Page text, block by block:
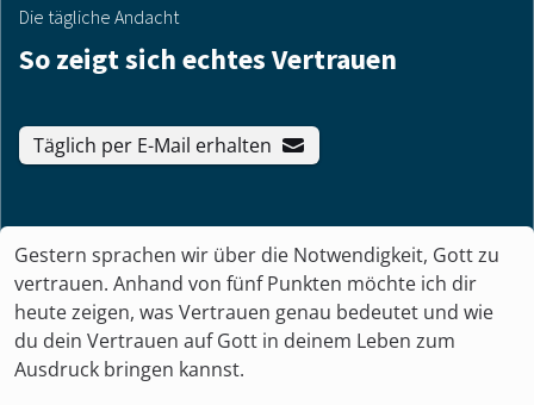
Die tägliche Andacht
So zeigt sich echtes Vertrauen
Täglich per E-Mail erhalten
Gestern sprachen wir über die Notwendigkeit, Gott zu
vertrauen. Anhand von fünf Punkten möchte ich dir
heute zeigen, was Vertrauen genau bedeutet und wie
du dein Vertrauen auf Gott in deinem Leben zum
Ausdruck bringen kannst.